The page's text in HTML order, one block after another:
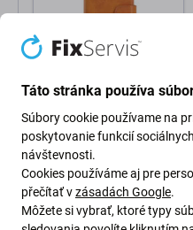
FixPremium
FixPremium - Puzdro
Book Wallet pre iPhone
14 Pro Max, hnedá
0,99 €
Skladom
Táto stránka používa
Súbory cookie používame na
poskytovanie funkcií
návštevnosti.
Cookies používáme aj pre
přečítať vzásadách Google.
Môžete si vybrať, ktoré typy